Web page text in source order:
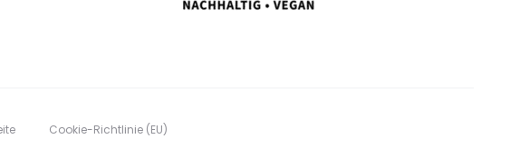
Cookie-Richtlinie (EU)